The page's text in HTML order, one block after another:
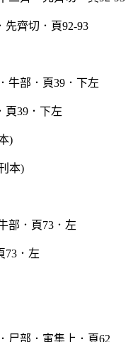
先齊切．頁92-93
頁39．下左
)
73．左